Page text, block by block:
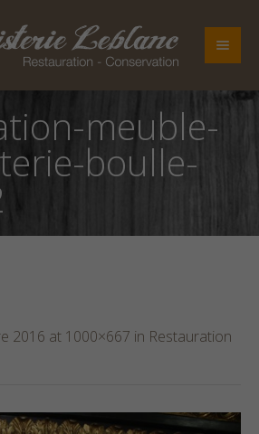
meuble-
boulle-
2016 at 1000×667 in Restauration